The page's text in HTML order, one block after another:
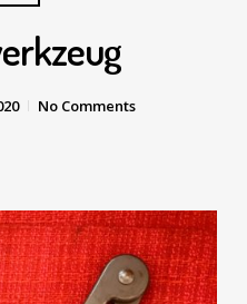
No Comments